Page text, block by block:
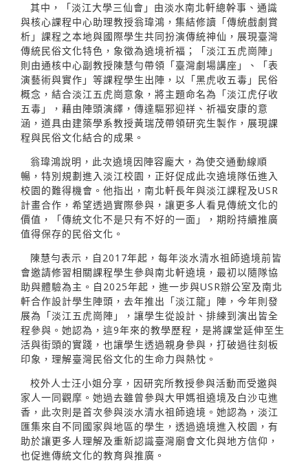
其中，「淡江大學三仙會」由淡水南北軒總幹事、通識
與核心課程中心助理教授翁瑋鴻，集結修讀「傳統戲劇賞
析」課程之本地與國際學生共同扮演傳統神仙，展現臺灣
傳統民俗文化特色，象徵為遶境祈福；「淡江五虎崗陣」
則由通核中心副教授陳慧勻帶領「臺灣劇場講座」、「表
演藝術與實作」等課程學生出陣，以「黑虎收五毒」民俗
概念，結合淡江五虎崗意象，將主題命名為「淡江虎仔收
五毒」，藉由陣頭演繹，傳達驅邪迎祥、祈福安康的意
涵，道具由建築學系教授黃瑞茂帶領研究生製作，展現課
程與民俗文化結合的成果。
翁瑋鴻說明，此次遶境因陣容龐大，為使交通動線順
暢，特別規劃進入淡江校園，正好促成此次遶境隊伍進入
校園的難得機會。他指出，南北軒長年與淡江課程及USR
計畫合作，希望透過實際參與，讓更多人看見傳統文化的
價值，「傳統文化不是只有不好的一面」，期盼持續推廣
值得保存的民俗文化。
陳慧勻表示，自2017年起，每年淡水清水祖師遶境前皆
會邀請修習相關課程學生參與南北軒遶境，最初以隨隊協
助與體驗為主。自2025年起，進一步與USR辦公室及南北
軒合作設計學生陣頭，去年推出「淡江龍」陣，今年則發
展為「淡江五虎崗陣」，讓學生從設計、排練到演出皆全
程參與。她認為，這9年來的教學歷程，是將課堂延伸至生
活與街頭的實踐，也讓學生透過親身參與，打破過往刻板
印象，理解臺灣民俗文化的生命力與熱忱。
校外人士汪小姐分享，因研究所教授參與活動而受邀與
家人一同觀摩。她過去雖曾參與大甲媽祖遶境及白沙屯進
香，此次則是首次參與淡水清水祖師遶境。她認為，淡江
匯集來自不同國家與地區的學生，透過遶境進入校園，有
助於讓更多人理解及重新認識臺灣廟會文化與地方信仰，
也促進傳統文化的教育與推廣。